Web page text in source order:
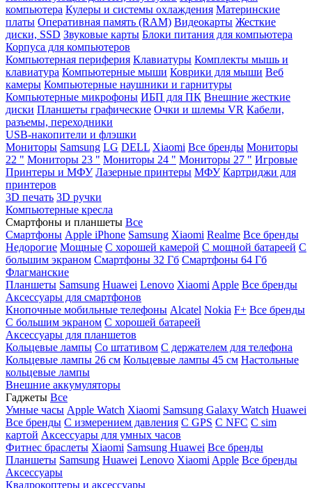
компьютера Кулеры и системы охлаждения Материнские
платы Оперативная память (RAM) Видеокарты Жесткие
диски, SSD Звуковые карты Блоки питания для компьютера
Корпуса для компьютеров
Компьютерная периферия Клавиатуры Комплекты мышь и
клавиатура Компьютерные мыши Коврики для мыши Веб
камеры Компьютерные наушники и гарнитуры
Компьютерные микрофоны ИБП для ПК Внешние жесткие
диски Планшеты графические Очки и шлемы VR Кабели,
разъемы, переходники
USB-накопители и флэшки
Мониторы Samsung LG DELL Xiaomi Все бренды Мониторы
22 " Мониторы 23 " Мониторы 24 " Мониторы 27 " Игровые
Принтеры и МФУ Лазерные принтеры МФУ Картриджи для
принтеров
3D печать 3D ручки
Компьютерные кресла
Смартфоны и планшеты Все
Смартфоны Apple iPhone Samsung Xiaomi Realme Все бренды
Недорогие Мощные С хорошей камерой С мощной батареей С
большим экраном Смартфоны 32 Гб Смартфоны 64 Гб
Флагманские
Планшеты Samsung Huawei Lenovo Xiaomi Apple Все бренды
Аксессуары для смартфонов
Кнопочные мобильные телефоны Alcatel Nokia F+ Все бренды
С большим экраном С хорошей батареей
Аксессуары для планшетов
Кольцевые лампы Со штативом C держателем для телефона
Кольцевые лампы 26 см Кольцевые лампы 45 см Настольные
кольцевые лампы
Внешние аккумуляторы
Гаджеты Все
Умные часы Apple Watch Xiaomi Samsung Galaxy Watch Huawei
Все бренды C измерением давления C GPS C NFC C sim
картой Аксессуары для умных часов
Фитнес браслеты Xiaomi Samsung Huawei Все бренды
Планшеты Samsung Huawei Lenovo Xiaomi Apple Все бренды
Аксессуары
Квадрокоптеры и аксессуары